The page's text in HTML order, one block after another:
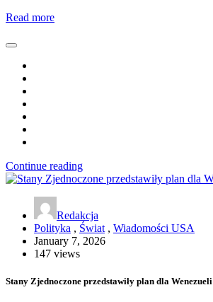
Read more
Continue reading
Redakcja
Polityka , Świat , Wiadomości USA
January 7, 2026
147 views
Stany Zjednoczone przedstawiły plan dla Wenezueli